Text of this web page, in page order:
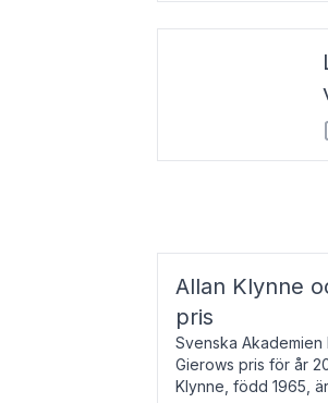
Allan Klynne
pris
Svenska Akademien
Gierows pris för år
Klynne, född 1965,